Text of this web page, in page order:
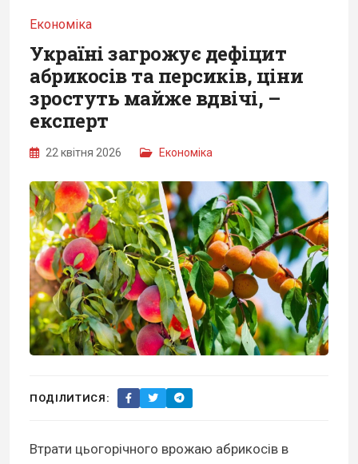
Економіка
Україні загрожує дефіцит
абрикосів та персиків, ціни
зростуть майже вдвічі, –
експерт
22 квітня 2026 Економіка
ПОДІЛИТИСЯ:
Втрати цьогорічного врожаю абрикосів в